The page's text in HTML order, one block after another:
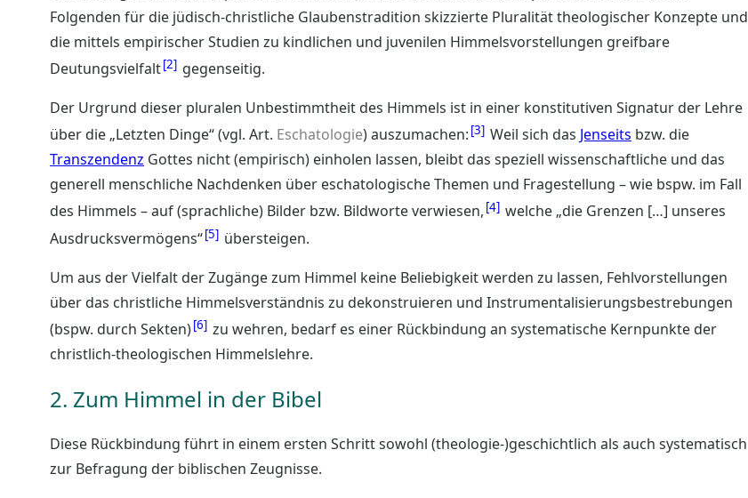
Folgenden für die jüdisch-christliche Glaubenstradition skizzierte Pluralität theologischer Konzepte und
die mittels empirischer Studien zu kindlichen und juvenilen Himmelsvorstellungen greifbare
Deutungsvielfalt 2
gegenseitig.
Der Urgrund dieser pluralen Unbestimmtheit des Himmels ist in einer konstitutiven Signatur der Lehre
über die „Letzten Dinge“ (vgl. Art. Eschatologie) auszumachen: 3 Weil sich das Jenseits bzw. die
Transzendenz Gottes nicht (empirisch) einholen lassen, bleibt das speziell wissenschaftliche und das
generell menschliche Nachdenken über eschatologische Themen und Fragestellung – wie bspw. im Fall
des Himmels – auf (sprachliche) Bilder bzw. Bildworte verwiesen, 4 welche „die Grenzen […] unseres
Ausdrucksvermögens“ 5
übersteigen.
Um aus der Vielfalt der Zugänge zum Himmel keine Beliebigkeit werden zu lassen, Fehlvorstellungen
über das christliche Himmelsverständnis zu dekonstruieren und Instrumentalisierungsbestrebungen
(bspw. durch Sekten) 6
zu wehren, bedarf es einer Rückbindung an systematische Kernpunkte der
christlich-theologischen Himmelslehre.
2. Zum Himmel in der Bibel
Diese Rückbindung führt in einem ersten Schritt sowohl (theologie-)geschichtlich als auch systematisch
zur Befragung der biblischen Zeugnisse.